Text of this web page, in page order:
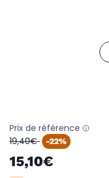
Prix de référence
oldPrice
19,40€ -22%
15,10€